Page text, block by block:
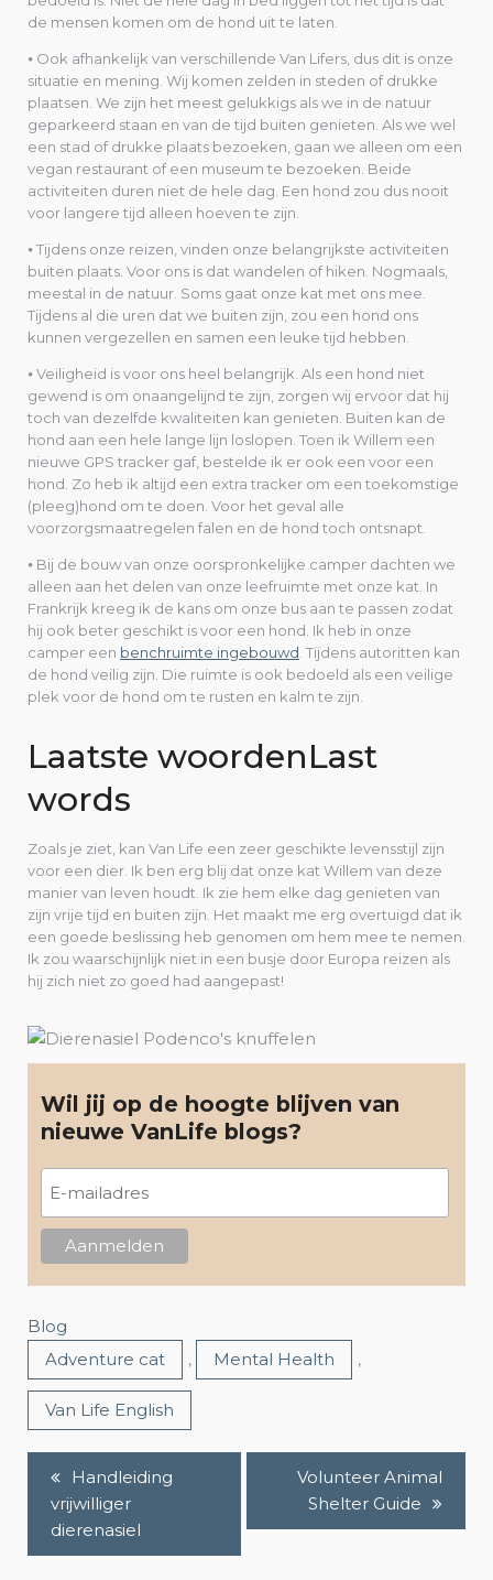
de mensen komen om de hond uit te laten.
⦁ Ook afhankelijk van verschillende Van Lifers, dus dit is onze
situatie en mening. Wij komen zelden in steden of drukke
plaatsen. We zijn het meest gelukkigs als we in de natuur
geparkeerd staan en van de tijd buiten genieten. Als we wel
een stad of drukke plaats bezoeken, gaan we alleen om een
vegan restaurant of een museum te bezoeken. Beide
activiteiten duren niet de hele dag. Een hond zou dus nooit
voor langere tijd alleen hoeven te zijn.
⦁ Tijdens onze reizen, vinden onze belangrijkste activiteiten
buiten plaats. Voor ons is dat wandelen of hiken. Nogmaals,
meestal in de natuur. Soms gaat onze kat met ons mee.
Tijdens al die uren dat we buiten zijn, zou een hond ons
kunnen vergezellen en samen een leuke tijd hebben.
⦁ Veiligheid is voor ons heel belangrijk. Als een hond niet
gewend is om onaangelijnd te zijn, zorgen wij ervoor dat hij
toch van dezelfde kwaliteiten kan genieten. Buiten kan de
hond aan een hele lange lijn loslopen. Toen ik Willem een
nieuwe GPS tracker gaf, bestelde ik er ook een voor een
hond. Zo heb ik altijd een extra tracker om een toekomstige
(pleeg)hond om te doen. Voor het geval alle
voorzorgsmaatregelen falen en de hond toch ontsnapt.
⦁ Bij de bouw van onze oorspronkelijke camper dachten we
alleen aan het delen van onze leefruimte met onze kat. In
Frankrijk kreeg ik de kans om onze bus aan te passen zodat
hij ook beter geschikt is voor een hond. Ik heb in onze
camper een benchruimte ingebouwd . Tijdens autoritten kan
de hond veilig zijn. Die ruimte is ook bedoeld als een veilige
plek voor de hond om te rusten en kalm te zijn.
Laatste woordenLast
words
Zoals je ziet, kan Van Life een zeer geschikte levensstijl zijn
voor een dier. Ik ben erg blij dat onze kat Willem van deze
manier van leven houdt. Ik zie hem elke dag genieten van
zijn vrije tijd en buiten zijn. Het maakt me erg overtuigd dat ik
een goede beslissing heb genomen om hem mee te nemen.
Ik zou waarschijnlijk niet in een busje door Europa reizen als
hij zich niet zo goed had aangepast!
Wil jij op de hoogte blijven van
nieuwe VanLife blogs?
Blog
Adventure cat
, Mental Health ,
Van Life English
B
Handleiding
vrijwilliger
dierenasiel
Volunteer Animal
Shelter Guide